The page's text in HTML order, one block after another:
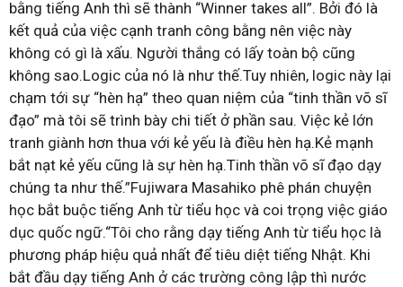
bằng tiếng Anh thì sẽ thành “Winner takes all”. Bởi đó là
kết quả của việc cạnh tranh công bằng nên việc này
không có gì là xấu. Người thắng có lấy toàn bộ cũng
không sao.Logic của nó là như thế.Tuy nhiên, logic này lại
chạm tới sự “hèn hạ” theo quan niệm của “tinh thần võ sĩ
đạo” mà tôi sẽ trình bày chi tiết ở phần sau. Việc kẻ lớn
tranh giành hơn thua với kẻ yếu là điều hèn hạ.Kẻ mạnh
bắt nạt kẻ yếu cũng là sự hèn hạ.Tinh thần võ sĩ đạo dạy
chúng ta như thế.”Fujiwara Masahiko phê phán chuyện
học bắt buộc tiếng Anh từ tiểu học và coi trọng việc giáo
dục quốc ngữ.“Tôi cho rằng dạy tiếng Anh từ tiểu học là
phương pháp hiệu quả nhất để tiêu diệt tiếng Nhật. Khi
bắt đầu dạy tiếng Anh ở các trường công lập thì nước